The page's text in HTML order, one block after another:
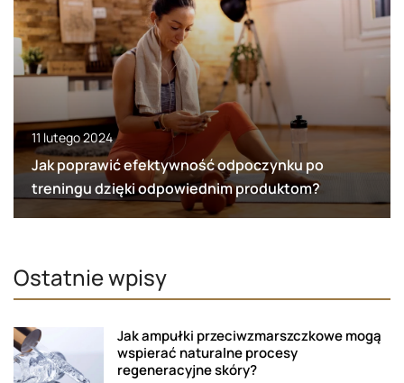
11 lutego 2024
Jak poprawić efektywność odpoczynku po
treningu dzięki odpowiednim produktom?
Ostatnie wpisy
Jak ampułki przeciwzmarszczkowe mogą
wspierać naturalne procesy
regeneracyjne skóry?